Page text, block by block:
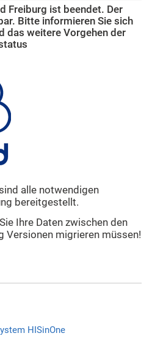
Freiburg ist beendet. Der
Bitte informieren Sie sich
das weitere Vorgehen der
alle notwendigen
bereitgestellt.
Ihre Daten zwischen den
Versionen migrieren müssen!
HISinOne